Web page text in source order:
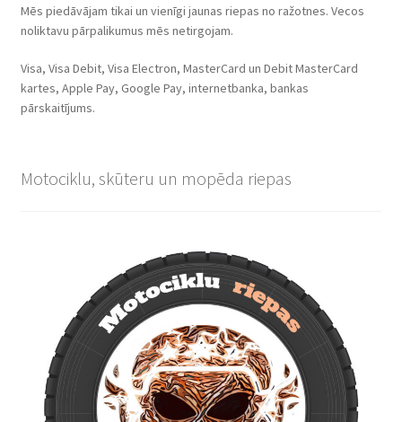
Mēs piedāvājam tikai un vienīgi jaunas riepas no ražotnes. Vecos
noliktavu pārpalikumus mēs netirgojam.
Visa, Visa Debit, Visa Electron, MasterCard un Debit MasterCard
kartes, Apple Pay, Google Pay, internetbanka, bankas
pārskaitījums.
Motociklu, skūteru un mopēda riepas